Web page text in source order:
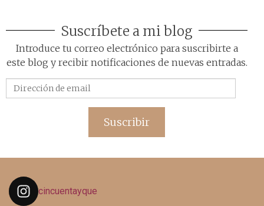
Suscríbete a mi blog
Introduce tu correo electrónico para suscribirte a
este blog y recibir notificaciones de nuevas entradas.
de
Suscribir
cincuentayque